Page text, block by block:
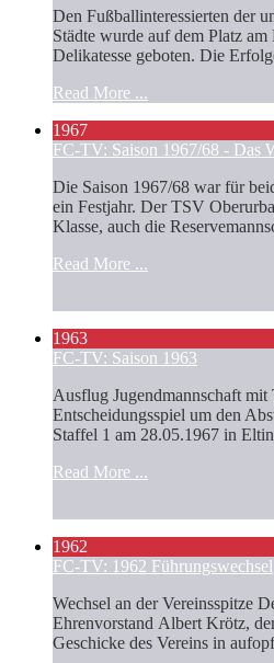
Den Fußballinteressierten der
Städte wurde auf dem Platz
Delikatesse geboten. Die
Read More ...
1967
FC-TV: Saison 1967/68 - Das
Die Saison 1967/68 war für
ein Festjahr. Der TSV
Klasse, auch die
Read More ...
1963
FC-TV: Saison 1963
Ausflug Jugendmannschaft mit
Entscheidungsspiel um den
Staffel 1 am 28.05.1967 in
Read More ...
1962
FC-TV: 1962 Führungswechsel
Wechsel an der Vereinsspitze
Ehrenvorstand Albert Krötz,
Geschicke des Vereins in